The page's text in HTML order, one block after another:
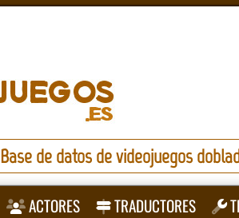
Base de datos de videojuegos
ACTORES TRADUCTORES